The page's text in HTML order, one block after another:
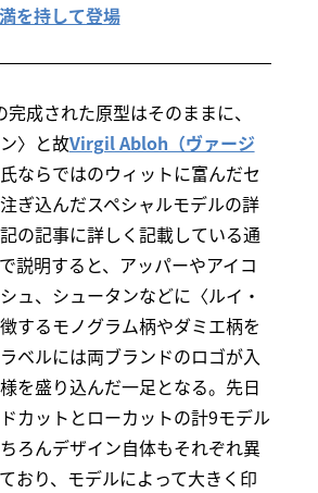
を持して登場
成された原型はそのままに、
〉と故Virgil Abloh（ヴァージ
氏ならではのウィットに富んだセ
ぎ込んだスペシャルモデルの詳
の記事に詳しく記載している通
説明すると、アッパーやアイコ
ュ、シュータンなどに〈ルイ・
するモノグラム柄やダミエ柄を
ベルには両ブランドのロゴが入
を盛り込んだ一足となる。先日
カットとローカットの計9モデル
ろんデザイン自体もそれぞれ異
おり、モデルによって大きく印